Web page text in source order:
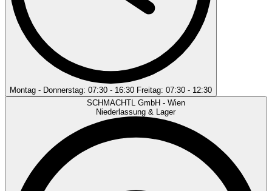
Montag - Donnerstag: 07:30 - 16:30 Freitag: 07:30 - 12:30
SCHMACHTL GmbH - Wien
Niederlassung & Lager